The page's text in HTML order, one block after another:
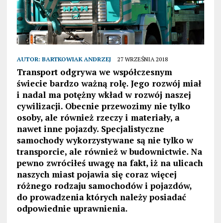
AUTOR: BARTKOWIAK ANDRZEJ 27 WRZEŚNIA 2018
Transport odgrywa we współczesnym
świecie bardzo ważną rolę. Jego rozwój miał
i nadal ma potężny wkład w rozwój naszej
cywilizacji. Obecnie przewozimy nie tylko
osoby, ale również rzeczy i materiały, a
nawet inne pojazdy. Specjalistyczne
samochody wykorzystywane są nie tylko w
transporcie, ale również w budownictwie. Na
pewno zwróciłeś uwagę na fakt, iż na ulicach
naszych miast pojawia się coraz więcej
różnego rodzaju samochodów i pojazdów,
do prowadzenia których należy posiadać
odpowiednie uprawnienia.